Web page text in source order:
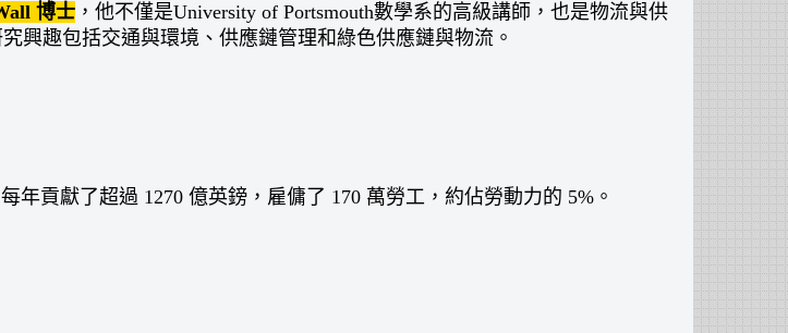
博士 ，他不僅是University of Portsmouth數學系的高級講師，也是物流與供
興趣包括交通與環境、供應鏈管理和綠色供應鏈與物流。
貢獻了超過 1270 億英鎊，雇傭了 170 萬勞工，約佔勞動力的 5%。